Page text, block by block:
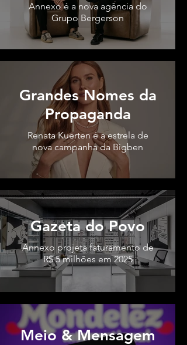
Annexo é a nova agência do
Grupo Bergerson
Grandes Nomes da
Propaganda
Renata Kuerten é a estrela de
nova campanha da Bigben
Gazeta do Povo
Annexo projeta faturamento de
R$ 5 milhões em 2025
Meio & Mensagem